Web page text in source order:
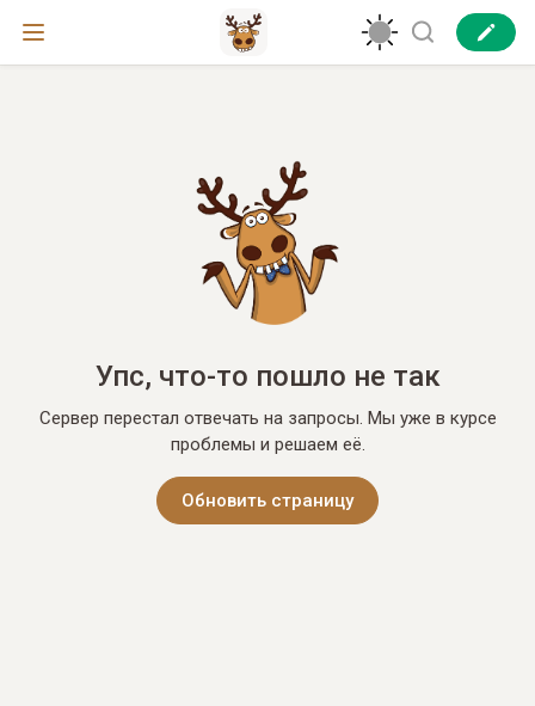
Упс, что-то пошло не так
Сервер перестал отвечать на запросы. Мы уже в курсе
проблемы и решаем её.
Обновить страницу